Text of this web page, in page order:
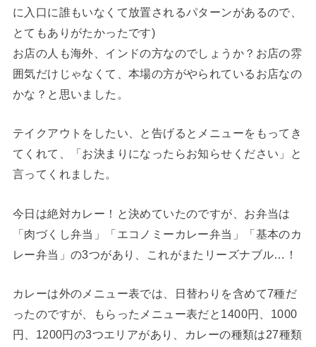
に入口に誰もいなくて放置されるパターンがあるので、
とてもありがたかったです)
お店の人も海外、インドの方なのでしょうか？お店の雰
囲気だけじゃなくて、本場の方がやられているお店なの
かな？と思いました。
テイクアウトをしたい、と告げるとメニューをもってき
てくれて、「お決まりになったらお知らせください」と
言ってくれました。
今日は絶対カレー！と決めていたのですが、お弁当は
「肉づくし弁当」「エコノミーカレー弁当」「基本のカ
レー弁当」の3つがあり、これがまたリーズナブル…！
カレーは外のメニュー表では、日替わりを含めて7種だ
ったのですが、もらったメニュー表だと1400円、1000
円、1200円の3つエリアがあり、カレーの種類は27種類